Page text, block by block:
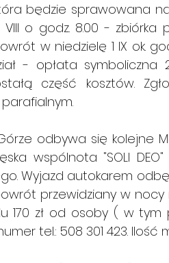
będzie sprawowana
o godz. 8.00 - zbiórka
w niedzielę 1 IX ok.
- opłata symboliczna
część kosztów.
odbywa się kolejne
wspólnota "SOLI
Wyjazd autokarem
przewidziany w
170 zł od osoby ( w
tel.: 508 301 423.